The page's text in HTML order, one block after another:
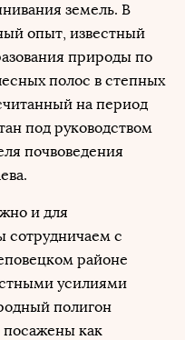
земель. В
опыт, известный
природы по
полос в степных
на период
под руководством
почвоведения
и для
сотрудничаем с
районе
усилиями
полигон
посажены как